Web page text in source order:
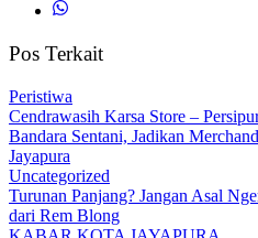
Pos Terkait
Peristiwa
Cendrawasih Karsa Store –
Bandara Sentani, Jadikan
Jayapura
Uncategorized
Turunan Panjang? Jangan Asal
dari Rem Blong